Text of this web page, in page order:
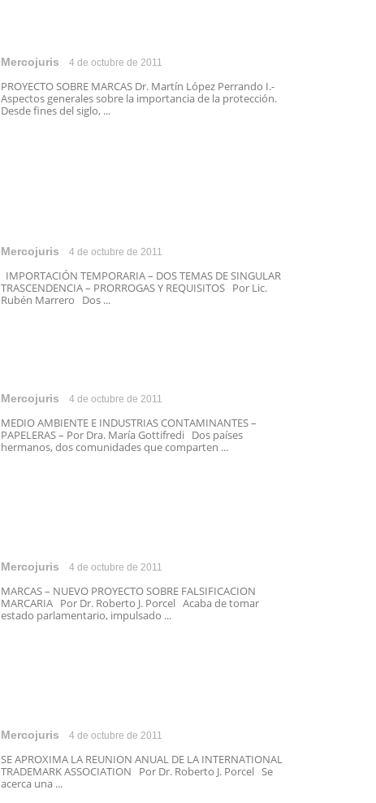
Mercojuris 4 de octubre de 2011
PROYECTO SOBRE MARCAS Dr. Martín López Perrando I.-
Aspectos generales sobre la importancia de la protección.
Desde fines del siglo, ...
Mercojuris 4 de octubre de 2011
IMPORTACIÓN TEMPORARIA – DOS TEMAS DE SINGULAR
TRASCENDENCIA – PRORROGAS Y REQUISITOS Por Lic.
Rubén Marrero Dos ...
Mercojuris 4 de octubre de 2011
MEDIO AMBIENTE E INDUSTRIAS CONTAMINANTES –
PAPELERAS – Por Dra. María Gottifredi Dos países
hermanos, dos comunidades que comparten ...
Mercojuris 4 de octubre de 2011
MARCAS – NUEVO PROYECTO SOBRE FALSIFICACION
MARCARIA Por Dr. Roberto J. Porcel Acaba de tomar
estado parlamentario, impulsado ...
Mercojuris 4 de octubre de 2011
SE APROXIMA LA REUNION ANUAL DE LA INTERNATIONAL
TRADEMARK ASSOCIATION Por Dr. Roberto J. Porcel Se
acerca una ...